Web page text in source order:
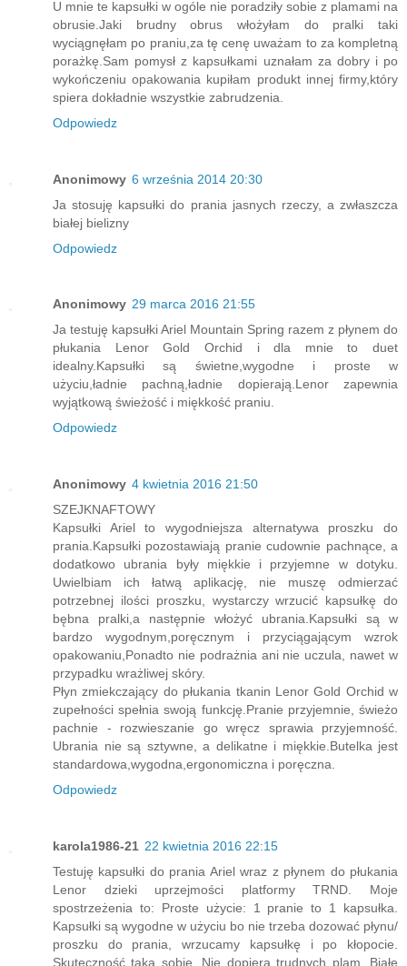
U mnie te kapsułki w ogóle nie poradziły sobie z plamami na
obrusie.Jaki brudny obrus włożyłam do pralki taki
wyciągnęłam po praniu,za tę cenę uważam to za kompletną
porażkę.Sam pomysł z kapsułkami uznałam za dobry i po
wykończeniu opakowania kupiłam produkt innej firmy,który
spiera dokładnie wszystkie zabrudzenia.
Odpowiedz
Anonimowy 6 września 2014 20:30
Ja stosuję kapsułki do prania jasnych rzeczy, a zwłaszcza
białej bielizny
Odpowiedz
Anonimowy 29 marca 2016 21:55
Ja testuję kapsułki Ariel Mountain Spring razem z płynem do
płukania Lenor Gold Orchid i dla mnie to duet
idealny.Kapsułki są świetne,wygodne i proste w
użyciu,ładnie pachną,ładnie dopierają.Lenor zapewnia
wyjątkową świeżość i miękkość praniu.
Odpowiedz
Anonimowy 4 kwietnia 2016 21:50
SZEJKNAFTOWY
Kapsułki Ariel to wygodniejsza alternatywa proszku do
prania.Kapsułki pozostawiają pranie cudownie pachnące, a
dodatkowo ubrania były miękkie i przyjemne w dotyku.
Uwielbiam ich łatwą aplikację, nie muszę odmierzać
potrzebnej ilości proszku, wystarczy wrzucić kapsułkę do
bębna pralki,a następnie włożyć ubrania.Kapsułki są w
bardzo wygodnym,poręcznym i przyciągającym wzrok
opakowaniu,Ponadto nie podrażnia ani nie uczula, nawet w
przypadku wrażliwej skóry.
Płyn zmiekczający do płukania tkanin Lenor Gold Orchid w
zupełności spełnia swoją funkcję.Pranie przyjemnie, świeżo
pachnie - rozwieszanie go wręcz sprawia przyjemność.
Ubrania nie są sztywne, a delikatne i miękkie.Butelka jest
standardowa,wygodna,ergonomiczna i poręczna.
Odpowiedz
karola1986-21 22 kwietnia 2016 22:15
Testuję kapsułki do prania Ariel wraz z płynem do płukania
Lenor dzieki uprzejmości platformy TRND. Moje
spostrzeżenia to: Proste użycie: 1 pranie to 1 kapsułka.
Kapsułki są wygodne w użyciu bo nie trzeba dozować płynu/
proszku do prania, wrzucamy kapsułkę i po kłopocie.
Skuteczność taka sobie. Nie dopiera trudnych plam. Białe